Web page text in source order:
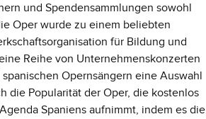
und Spendensammlungen sowohl
Oper wurde zu einem beliebten
für Bildung und
Reihe von Unternehmenskonzerten
Opernsängern eine Auswahl
die Popularität der Oper, die kostenlos
Spaniens aufnimmt, indem es die